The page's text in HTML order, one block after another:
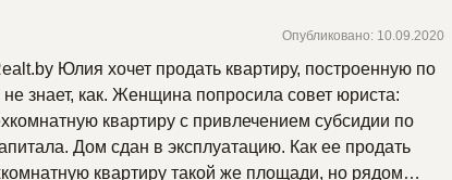
Опубликовано: 10.09.2020
Юлия хочет продать квартиру, построенную по
знает, как. Женщина попросила совет юриста:
квартиру с привлечением субсидии по
Дом сдан в эксплуатацию. Как ее продать
квартиру такой же площади, но рядом…